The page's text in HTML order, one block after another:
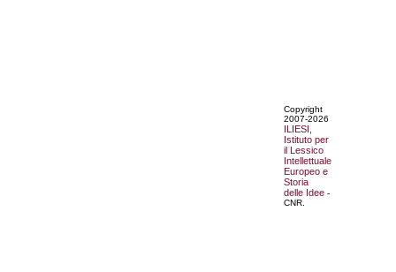
Copyright
2007-2026
ILIESI,
Istituto per
il Lessico
Intellettuale
Europeo e
Storia
delle Idee -
CNR.